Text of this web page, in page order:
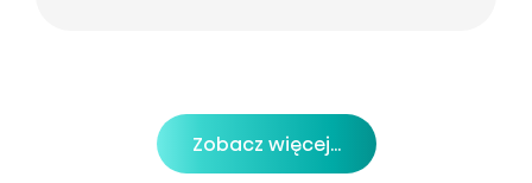
Zobacz więcej...